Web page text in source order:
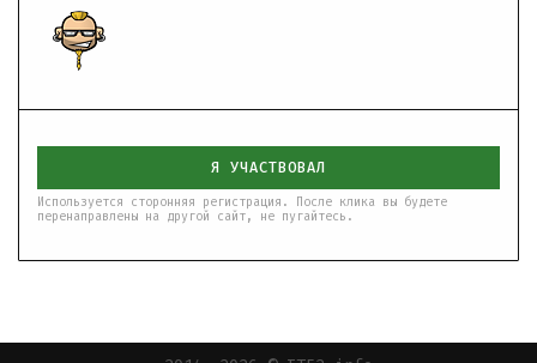
Я УЧАСТВОВАЛ
Используется сторонняя регистрация. После клика вы будете
перенаправлены на другой сайт, не пугайтесь.